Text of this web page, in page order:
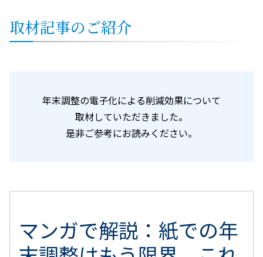
取材記事のご紹介
年末調整の電子化による削減効果について
取材していただきました。
是非ご参考にお読みください。
マンガで解説：紙での年